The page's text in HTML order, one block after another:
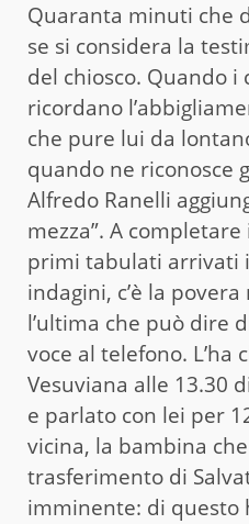
Quaranta minuti che
se si considera la
del chiosco. Quando i
ricordano
che pure lui da
quando ne riconosce
Alfredo Ranelli
mezza”. A
primi tabulati arrivati
indagini, c’è la
l’ultima che può dire
voce al telefono. L’ha
Vesuviana alle 13.30
e parlato con lei per
vicina, la bambina
trasferimento di
imminente: di questo